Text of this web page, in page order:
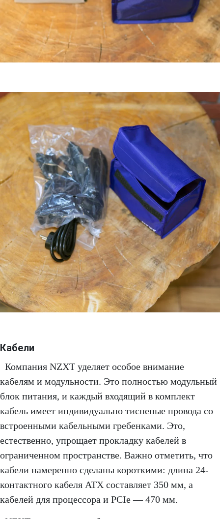
Кабели
Компания NZXT уделяет особое внимание
кабелям и модульности. Это полностью модульный
блок питания, и каждый входящий в комплект
кабель имеет индивидуально тисненые провода со
встроенными кабельными гребенками. Это,
естественно, упрощает прокладку кабелей в
ограниченном пространстве. Важно отметить, что
кабели намеренно сделаны короткими: длина 24-
контактного кабеля ATX составляет 350 мм, а
кабелей для процессора и PCIe — 470 мм.